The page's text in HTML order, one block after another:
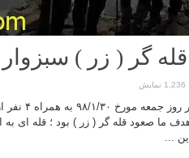
گر ( زر ) سبزوار
1,236 نمایش
گزارش برنامه
...